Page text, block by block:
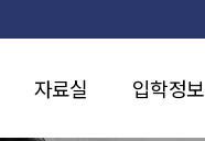
자료실 입학정보